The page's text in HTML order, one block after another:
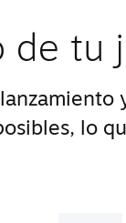
de tu
lo